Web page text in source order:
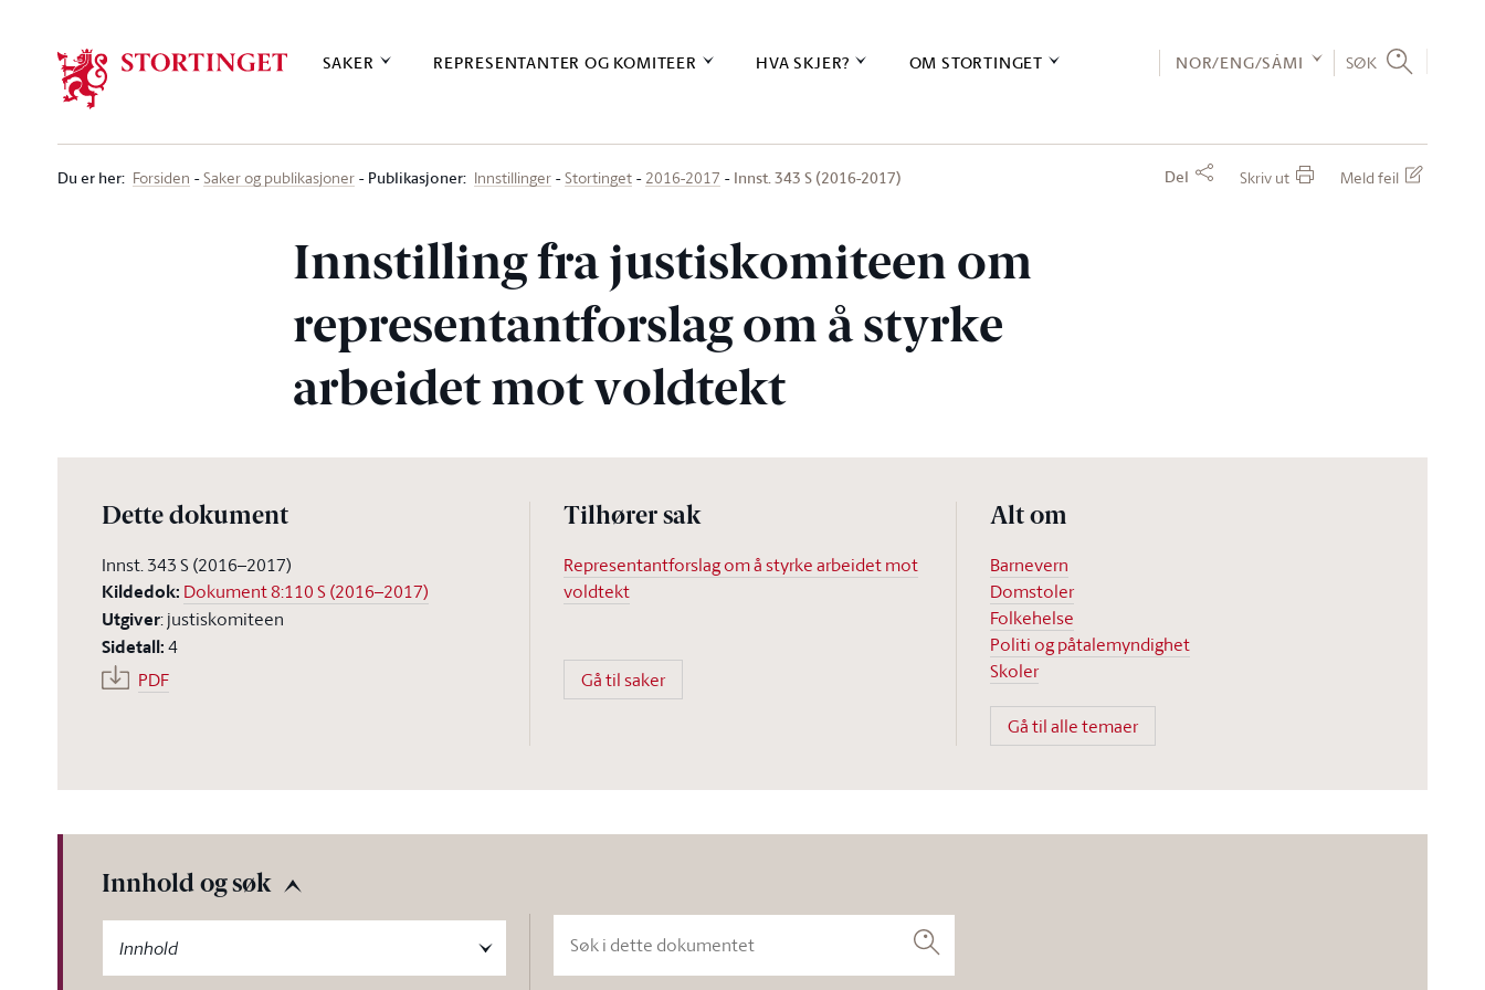
SAKER REPRESENTANTER OG KOMITEER HVA SKJER? OM STORTINGET NOR/ENG/SÁMI SØK
Du er her: Forsiden Saker og publikasjoner Publikasjoner: Innstillinger Stortinget 2016-2017 Innst. 343 S (2016-2017) Del Skriv ut Meld feil
Innstilling fra justiskomiteen om
representantforslag om å styrke
arbeidet mot voldtekt
Dette dokument
Innst. 343 S (2016–2017)
Kildedok: Dokument 8:110 S (2016–2017)
Utgiver:justiskomiteen
Sidetall:4
PDF
Tilhører sak
Representantforslag om å styrke arbeidet mot
voldtekt
Gå til saker
Alt om
Barnevern
Domstoler
Folkehelse
Politi og påtalemyndighet
Skoler
Gå til alle temaer
Innhold og søk
Innhold Søk